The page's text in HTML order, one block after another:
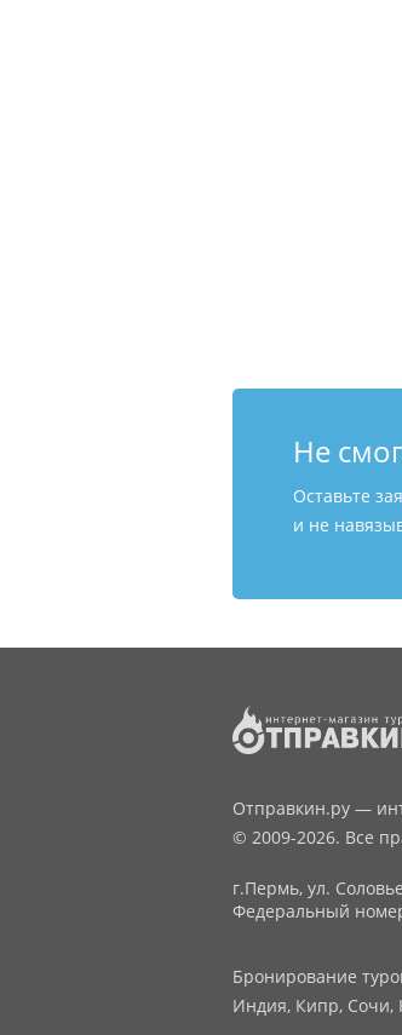
Не
Оставьте
и не
Отправкин.ру —
© 2009-2026. Все
г.Пермь, ул.
Федеральный
Бронирование
Индия, Кипр, Сочи,